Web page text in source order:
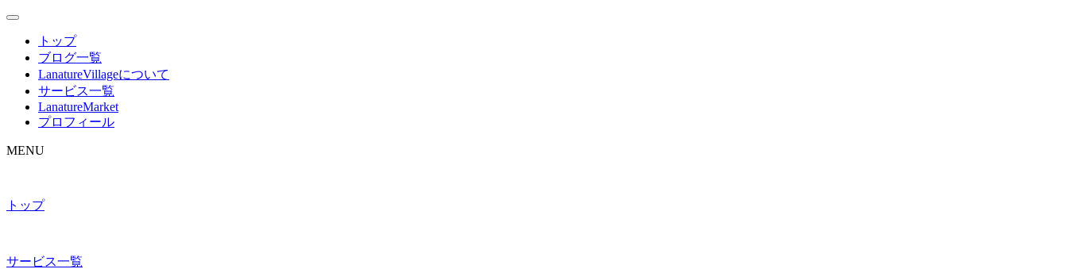
トップ
ブログ一覧
LanatureVillageについて
サービス一覧
LanatureMarket
プロフィール
MENU
トップ
サービス一覧